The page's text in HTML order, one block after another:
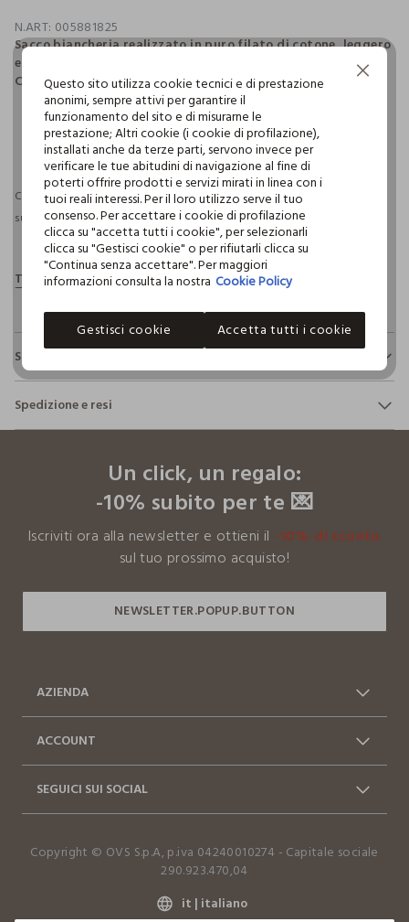
N.ART: 005881825
Sacco biancheria realizzato in puro filato di cotone, leggero
e fresco, con un motivo a righe ricercato tono su tono.
Completo di coulisse per chiuderlo.
pdp.loyalty.section.advantages
Consegna prevista entro il 10/08/2026 e spedizione gratuita per ordini
superiori a 30€ se possiedi una CROFF Club.Maggiori informazioni
Sostenibilità e trasparenza
Sicurezza
Il 100% dei nostri articoli viene sottoposto a test chimico-
fisici, per verificarne il rispetto dei limiti che abbiamo
restrittivi rispetto a quelli previsti dalla normativa
internazionale.
Clicca qui per vedere i dettagli
I nostri fornitori
MADE IN PAKISTAN
Spedizione e resi
Un click, un regalo:
-10% subito per te 💌
Iscriviti ora alla newsletter e ottieni il -10% di sconto
sul tuo prossimo acquisto!
AZIENDA
Resi e cambi Dichiarazione accessibilità
ACCOUNT
SEGUICI SUI SOCIAL
TikTok
Copyright © OVS S.p.A, p.iva 04240010274 - Capitale sociale
290.923.470,04
it | italiano
Questo sito utilizza cookie tecnici e di prestazione
anonimi, sempre attivi per garantire il
funzionamento del sito e di misurarne le
prestazione; Altri cookie (i cookie di profilazione),
installati anche da terze parti, servono invece per
verificare le tue abitudini di navigazione al fine di
poterti offrire prodotti e servizi mirati in linea con i
tuoi reali interessi. Per il loro utilizzo serve il tuo
consenso. Per accettare i cookie di profilazione
clicca su "accetta tutti i cookie", per selezionarli
clicca su "Gestisci cookie" o per rifiutarli clicca su
"Continua senza accettare". Per maggiori
informazioni consulta la nostra Cookie Policy
Gestisci cookie Accetta tutti i cookie
Continua senza accettare